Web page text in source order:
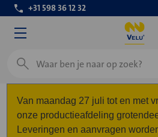
+31 598 36 12 32
Zoeken
Van maandag 27 juli tot en met
onze productieafdeling
Leveringen en aanvragen